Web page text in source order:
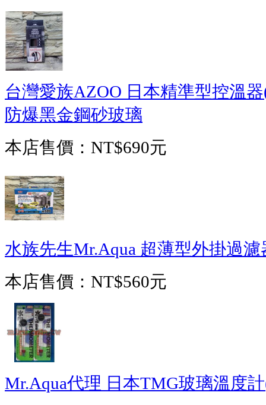
台灣愛族AZOO 日本精準型控溫
防爆黑金鋼砂玻璃
本店售價： NT$690元
水族先生Mr.Aqua 超薄型外掛過濾
本店售價： NT$560元
Mr.Aqua代理 日本TMG玻璃溫度